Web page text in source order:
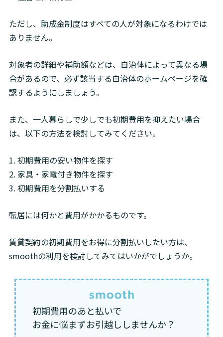
ただし、助成金制度はすべての人が対象になるわけでは
ありません。
対象者の詳細や補助額などは、自治体によって異なる場
合があるので、必ず該当する自治体のホームページを確
認するようにしましょう。
また、一人暮らしで少しでも初期費用を抑えたい場合
は、以下の方法を検討してみてください。
1. 初期費用の安い物件を探す
2. 家具・家電付き物件を探す
3. 初期費用を分割払いする
転居には何かと費用がかかるものです。
賃貸契約の初期費用をお得に分割払いしたい方は、
smoothの利用を検討してみてはいかがでしょうか。
初期費用のあと払いで
お金に悩まずお引越ししませんか？